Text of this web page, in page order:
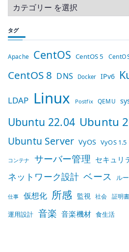
タグ
Apache CentOS CentOS 5
CentOS 8 DNS Docker IPv6
LDAP Linux Postfix QEMU
Ubuntu 22.04 Ubuntu
Ubuntu Server VyOS VyOS 1.5
コンテナ サーバー管理 セキュリ
ネットワーク設計 ベース ル
仕事 仮想化 所感 監視 社会 証明書
運用設計 音楽 音楽機材 食生活